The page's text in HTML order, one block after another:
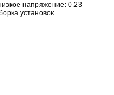
напряжение: 0.23
установок